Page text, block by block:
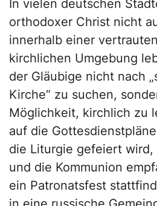
In vielen deutschen
orthodoxer Christ nicht
innerhalb einer
kirchlichen Umgebung
der Gläubige nicht nach
Kirche“ zu suchen,
Möglichkeit, kirchlich zu
auf die
die Liturgie gefeiert
und die Kommunion
ein Patronatsfest